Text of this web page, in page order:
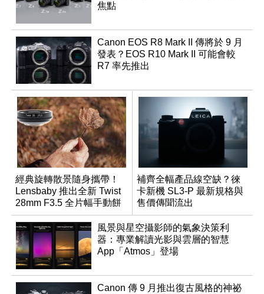
焦點
Canon EOS R8 Mark II 傳將於 9 月
發表？EOS R10 Mark II 可能會較
R7 率先推出
經典旋轉散景隨身攜帶！
Lensbaby 推出全新 Twist
28mm F3.5 全片幅手動餅
乾鏡
補齊全幅產品線空缺？徠
卡新機 SL3-P 最新規格與
售價傳聞流出
風景與星空攝影師的氣象決策利
器：專業解讀光影與雲層的智慧
App「Atmos」登場
Canon 傳 9 月推出復古風格的神祕